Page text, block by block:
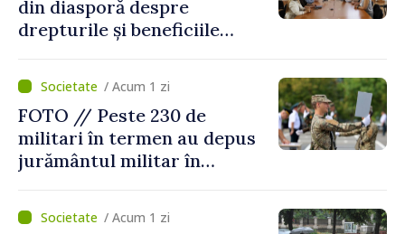
din diasporă despre
drepturile și beneficiile
/ Acum 1 zi
FOTO // Peste 230 de
militari în termen au depus
jurământul militar în
/ Acum 1 zi